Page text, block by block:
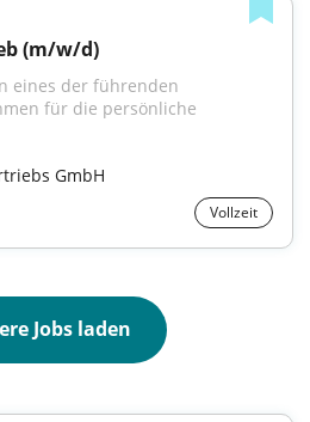
(m/w/d)
eines der führenden
für die persönliche
GmbH
Vollzeit
Jobs laden